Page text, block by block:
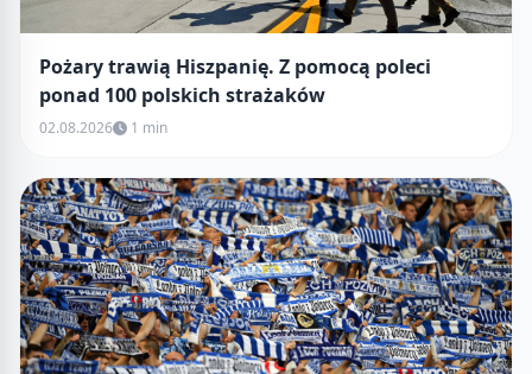
Pożary trawią Hiszpanię. Z pomocą poleci
ponad 100 polskich strażaków
02.08.2026 1 min